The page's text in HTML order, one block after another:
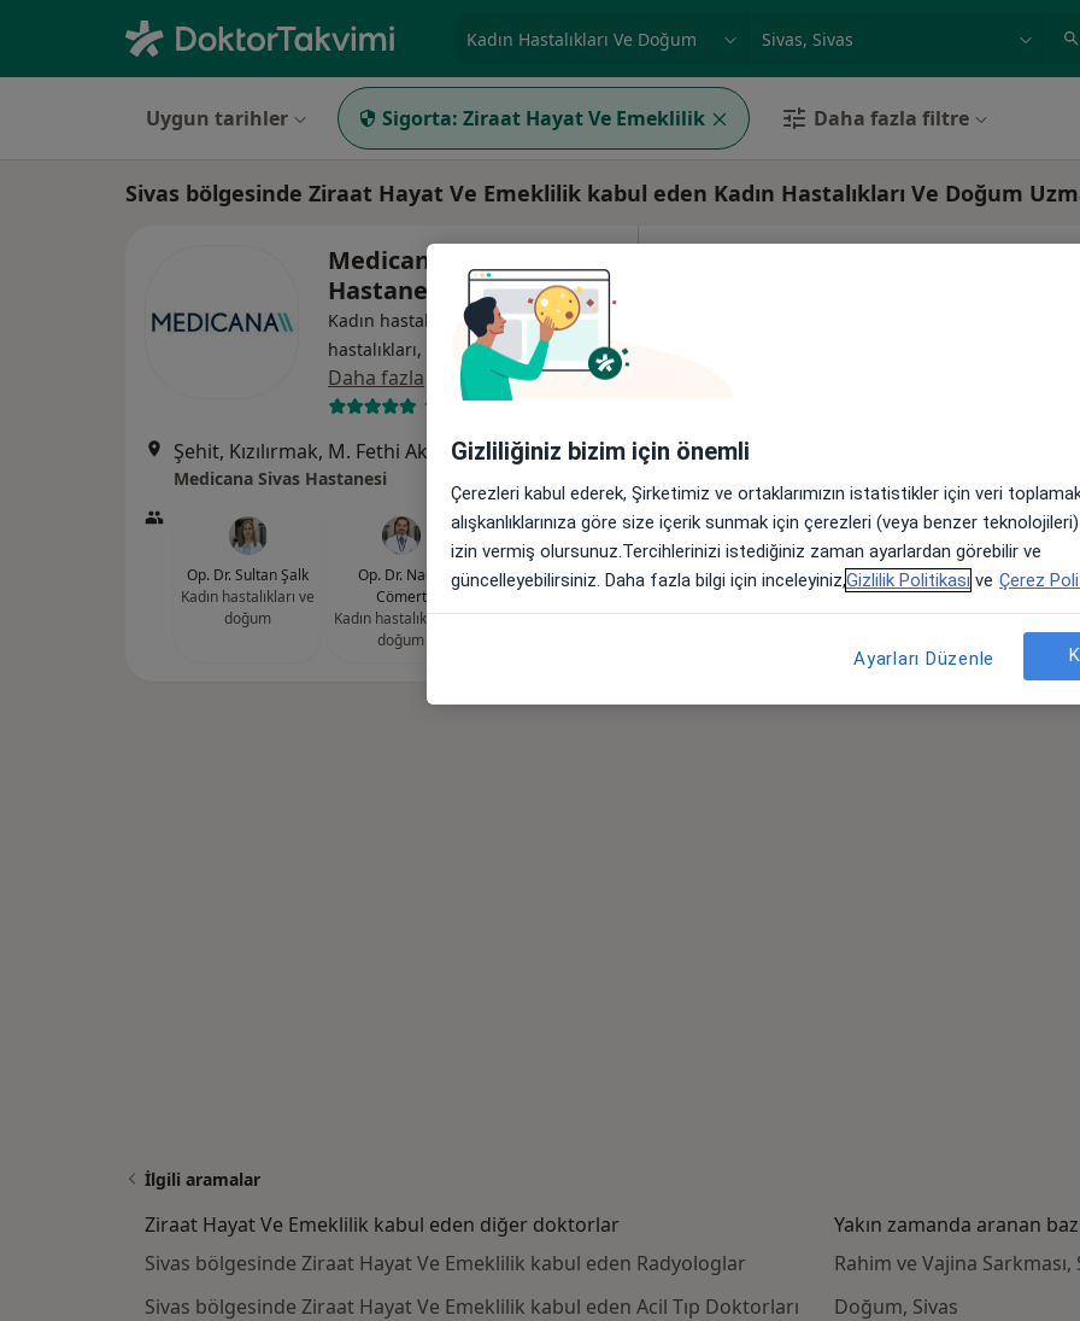
Uygun tarihler Sigorta: Ziraat Hayat Ve Emeklilik Daha fazla filtre
Sivas bölgesinde Ziraat Hayat Ve Emeklilik kabul eden Kadın Hastalıkları Ve Doğum
Medicana Sivas
Hastanesi
Kadın hastalıkları ve doğum, İç
hastalıkları, Gastroenteroloji
Daha fazla
119 görüş
Şehit, Kızılırmak, M. Fethi Akyüz Cd. No: 8Merkez/Sivas, Sivas • Harita
Medicana Sivas Hastanesi
Op. Dr. Sultan Şalk
Kadın hastalıkları ve
doğum
Op. Dr. Nadir
Cömert
Kadın hastalıkları ve
doğum
Op. Dr. Kerime Nazlı
İlgili aramalar
Ziraat Hayat Ve Emeklilik kabul eden diğer doktorlar
Sivas bölgesinde Ziraat Hayat Ve Emeklilik kabul eden Radyologlar
Sivas bölgesinde Ziraat Hayat Ve Emeklilik kabul eden Acil Tıp Doktorları
Yakın zamanda aranan
Rahim ve Vajina Sarkması,
Doğum, Sivas
Gizliliğiniz bizim için önemli
Çerezleri kabul ederek, Şirketimiz ve ortaklarımızın istatistikler için veri
alışkanlıklarınıza göre size içerik sunmak için çerezleri (veya benzer
izin vermiş olursunuz.Tercihlerinizi istediğiniz zaman ayarlardan görebilir ve
güncelleyebilirsiniz. Daha fazla bilgi için inceleyiniz,Gizlilik Politikası ve Çerez
Ayarları Düzenle